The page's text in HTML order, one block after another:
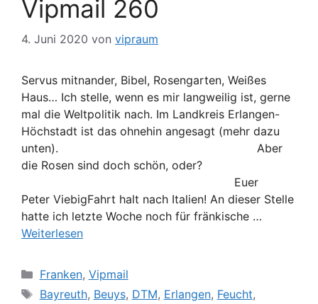
Vipmail 260
4. Juni 2020 von vipraum
Servus mitnander, Bibel, Rosengarten, Weißes
Haus… Ich stelle, wenn es mir langweilig ist, gerne
mal die Weltpolitik nach. Im Landkreis Erlangen-
Höchstadt ist das ohnehin angesagt (mehr dazu
unten). Aber
die Rosen sind doch schön, oder?
Euer
Peter ViebigFahrt halt nach Italien! An dieser Stelle
hatte ich letzte Woche noch für fränkische …
Weiterlesen
Kategorien
Franken, Vipmail
Schlagwörter
Bayreuth, Beuys, DTM, Erlangen, Feucht,